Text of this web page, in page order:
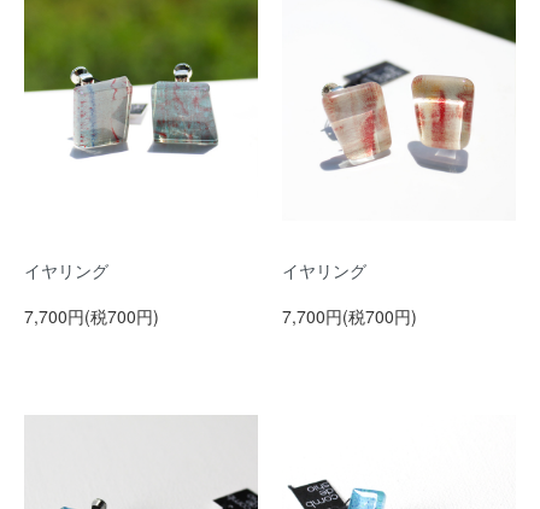
イヤリング
7,700円(税700円)
イヤリング
7,700円(税700円)